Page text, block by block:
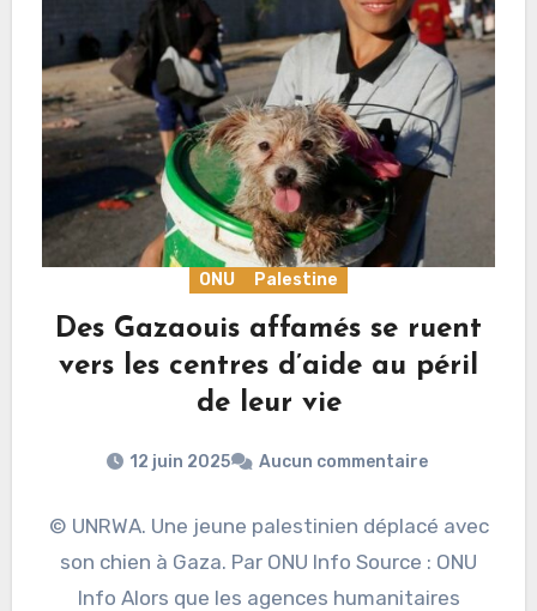
ONU Palestine
Des Gazaouis affamés se ruent
vers les centres d’aide au péril
de leur vie
12 juin 2025 Aucun commentaire
© UNRWA. Une jeune palestinien déplacé avec
son chien à Gaza. Par ONU Info Source : ONU
Info Alors que les agences humanitaires